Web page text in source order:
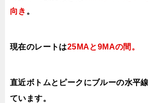
向き 。
現在のレートは25MAと9MAの間 。
直近ボトムとピークにブルーの水平
ています。